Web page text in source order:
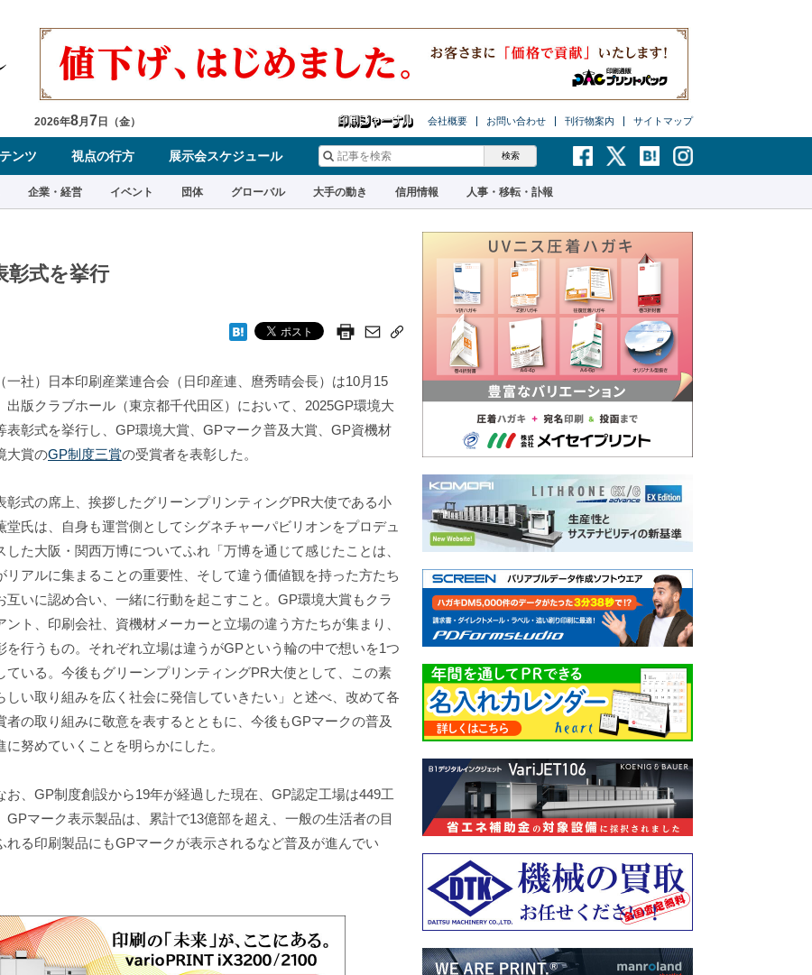
2026年8月 7 日（金） 会社概要 お問い合わせ 刊行物案内 サイトマップ
ンツ 視点の行方 展示会スケジュール
企業・経営 イベント 団体 グローバル 大手の動き 信用情報 人事・移転・訃報
彰式を挙行
社）日本印刷産業連合会（日印産連、麿秀晴会長）は10月15
出版クラブホール（東京都千代田区）において、2025GP環境大
表彰式を挙行し、GP環境大賞、GPマーク普及大賞、GP資機材
大賞のGP制度三賞の受賞者を表彰した。
式の席上、挨拶したグリーンプリンティングPR大使である小
堂氏は、自身も運営側としてシグネチャーパビリオンをプロデュ
した大阪・関西万博についてふれ「万博を通じて感じたことは、
リアルに集まることの重要性、そして違う価値観を持った方たち
互いに認め合い、一緒に行動を起こすこと。GP環境大賞もクラ
ント、印刷会社、資機材メーカーと立場の違う方たちが集まり、
を行うもの。それぞれ立場は違うがGPという輪の中で想いを1つ
ている。今後もグリーンプリンティングPR大使として、この素
しい取り組みを広く社会に発信していきたい」と述べ、改めて各
者の取り組みに敬意を表するとともに、今後もGPマークの普及
に努めていくことを明らかにした。
、GP制度創設から19年が経過した現在、GP認定工場は449工
GPマーク表示製品は、累計で13億部を超え、一般の生活者の目
れる印刷製品にもGPマークが表示されるなど普及が進んでい